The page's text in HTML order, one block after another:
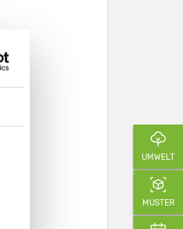
UMWELT
MUSTER